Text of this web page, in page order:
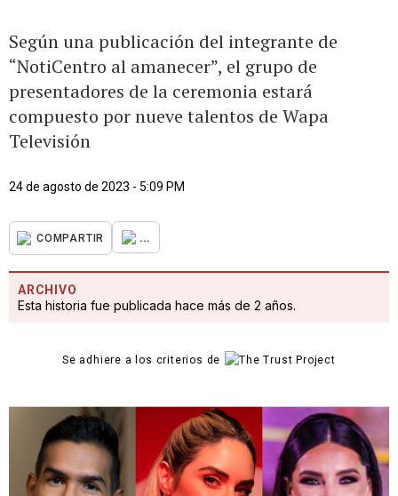
Según una publicación del integrante de
“NotiCentro al amanecer”, el grupo de
presentadores de la ceremonia estará
compuesto por nueve talentos de Wapa
Televisión
24 de agosto de 2023 - 5:09 PM
COMPARTIR ...
ARCHIVO
Esta historia fue publicada hace más de 2 años.
Se adhiere a los criterios de